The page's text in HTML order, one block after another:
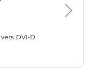
DVI-D